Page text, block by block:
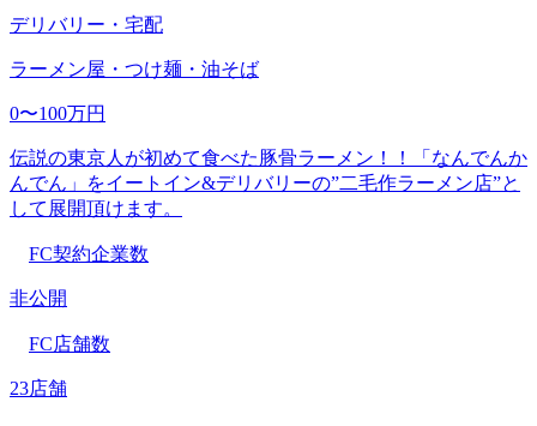
デリバリー・宅配
ラーメン屋・つけ麺・油そば
0〜100万円
伝説の東京人が初めて食べた豚骨ラーメン！！「なんでんか
んでん」をイートイン&デリバリーの”二毛作ラーメン店”と
して展開頂けます。
FC契約企業数
非公開
FC店舗数
23店舗